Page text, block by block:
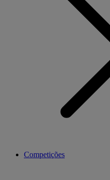
Competições